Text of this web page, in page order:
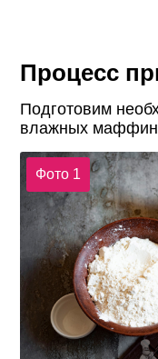
Процесс
Подготовим
влажных
Фото 1